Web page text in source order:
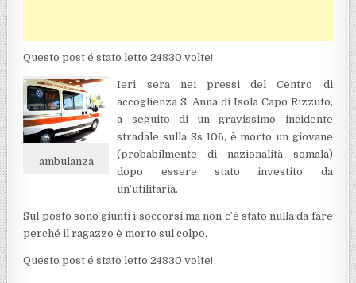
Questo post é stato letto 24830 volte!
ambulanza
Ieri sera nei pressi del Centro di
accoglienza S. Anna di Isola Capo Rizzuto,
a seguito di un gravissimo incidente
stradale sulla Ss 106, è morto un giovane
(probabilmente di nazionalità somala)
dopo essere stato investito da
un’utilitaria.
Sul posto sono giunti i soccorsi ma non c’è stato nulla da fare
perché il ragazzo è morto sul colpo.
Questo post é stato letto 24830 volte!